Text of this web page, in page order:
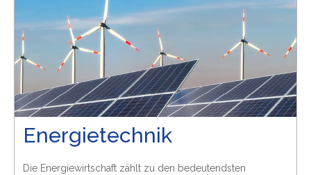
Energietechnik
Die Energiewirtschaft zählt zu den bedeutendsten